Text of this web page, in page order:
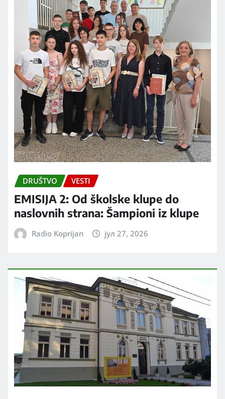
DRUŠTVO VESTI
EMISIJA 2: Od školske klupe do
naslovnih strana: Šampioni iz klupe
Radio Koprijan јул 27, 2026